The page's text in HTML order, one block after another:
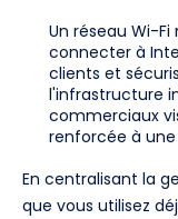
Un réseau Wi-
connecter à
clients et
l'infrastructure
commerciaux
renforcée à
En centralisant la
que vous utilisez